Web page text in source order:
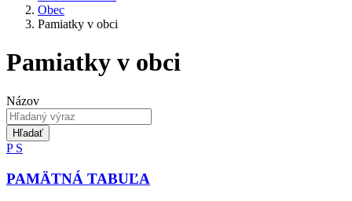
Obec
Pamiatky v obci
Pamiatky v obci
Názov
Hľadať
P S
PAMÄTNÁ TABUĽA